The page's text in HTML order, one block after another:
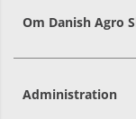
Om Danish Agro
Administration